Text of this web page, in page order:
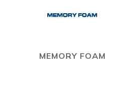
MEMORY FOAM